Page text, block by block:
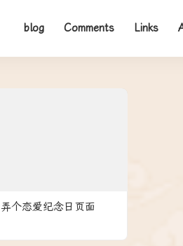
blog Comments Links
弄个恋爱纪念日页面